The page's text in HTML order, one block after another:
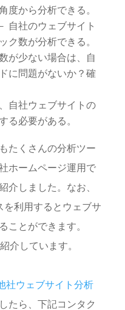
度から分析できる。
自社のウェブサイト
ク数が分析できる。
が少ない場合は、自
に問題がないか？確
自社ウェブサイトの
る必要がある。
たくさんの分析ツー
ホームページ運用で
介しました。なお、
を利用するとウェブサ
ことができます。
介しています。
社ウェブサイト分析
たら、下記コンタク